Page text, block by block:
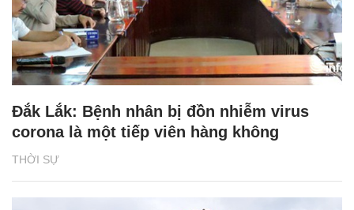
THỜI SỰ
Đắk Lắk: Bệnh nhân bị đồn nhiễm virus
corona là một tiếp viên hàng không